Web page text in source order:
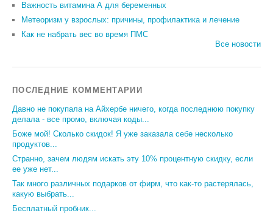
Важность витамина А для беременных
Метеоризм у взрослых: причины, профилактика и лечение
Как не набрать вес во время ПМС
Все новости
ПОСЛЕДНИЕ КОММЕНТАРИИ
Давно не покупала на Айхербе ничего, когда последнюю покупку
делала - все промо, включая коды...
Боже мой! Сколько скидок! Я уже заказала себе несколько
продуктов...
Странно, зачем людям искать эту 10% процентную скидку, если
ее уже нет...
Так много различных подарков от фирм, что как-то растерялась,
какую выбрать...
Бесплатный пробник...